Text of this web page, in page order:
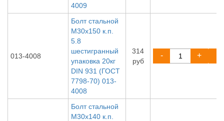
4009
013-4008
Болт стальной
М30х150 к.п.
5.8
шестигранный
упаковка 20кг
DIN 931 (ГОСТ
7798-70) 013-
4008
314
руб
- +
Болт стальной
М30х140 к.п.